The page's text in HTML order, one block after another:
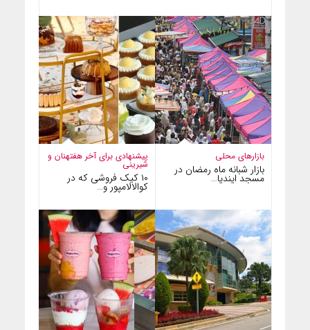
پیشنهادی برای آخر هفتهنان و
شیرینی
۱۰ کیک فروشی که در
کوالالامپور و…
بازارهای محلی
بازار شبانه ماه رمضان در
مسجد ایندیا…